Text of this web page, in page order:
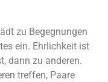
zu Begegnungen
ein. Ehrlichkeit ist
dann zu anderen.
treffen, Paare